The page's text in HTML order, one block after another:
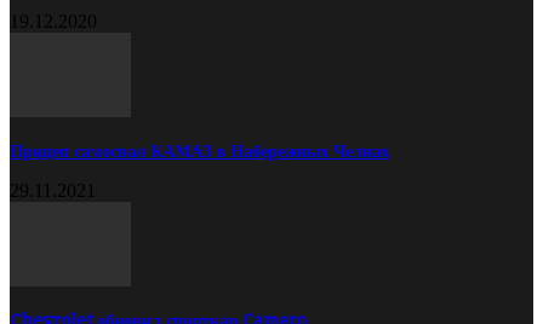
19.12.2020
Прицеп самосвал КАМАЗ в Набережных Челнах
29.11.2021